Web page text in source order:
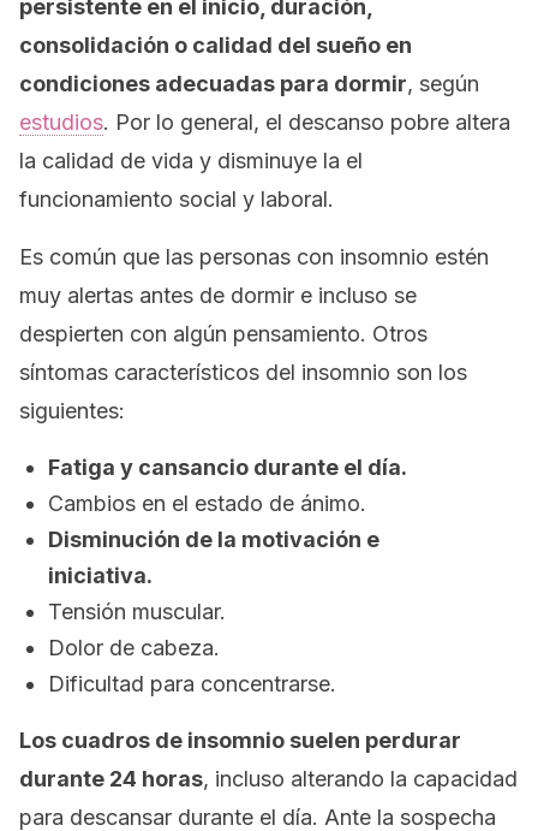
persistente en el inicio, duración,
consolidación o calidad del sueño en
condiciones adecuadas para dormir, según
estudios. Por lo general, el descanso pobre altera
la calidad de vida y disminuye la el
funcionamiento social y laboral.
Es común que las personas con insomnio estén
muy alertas antes de dormir e incluso se
despierten con algún pensamiento. Otros
síntomas característicos del insomnio son los
siguientes:
Fatiga y cansancio durante el día.
Cambios en el estado de ánimo.
Disminución de la motivación e
iniciativa.
Tensión muscular.
Dolor de cabeza.
Dificultad para concentrarse.
Los cuadros de insomnio suelen perdurar
durante 24 horas, incluso alterando la capacidad
para descansar durante el día. Ante la sospecha